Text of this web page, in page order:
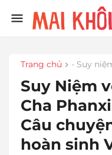
Trang chủ - Suy
Suy Niệm
Cha
Câu
hoàn sinh